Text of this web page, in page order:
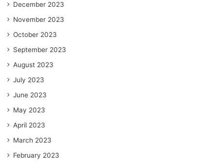
December 2023
November 2023
October 2023
September 2023
August 2023
July 2023
June 2023
May 2023
April 2023
March 2023
February 2023